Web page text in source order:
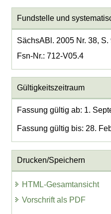
Fundstelle und
SächsABl. 2005 Nr. 38, S.
Fsn-Nr.: 712-V05.4
Gültigkeitszeitraum
Fassung gültig ab: 1.
Fassung gültig bis: 28.
Drucken/Speichern
HTML-Gesamtansicht
Vorschrift als PDF